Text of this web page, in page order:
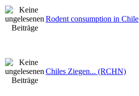
Rodent consumption in Chile
Chiles Ziegen... (RCHN)